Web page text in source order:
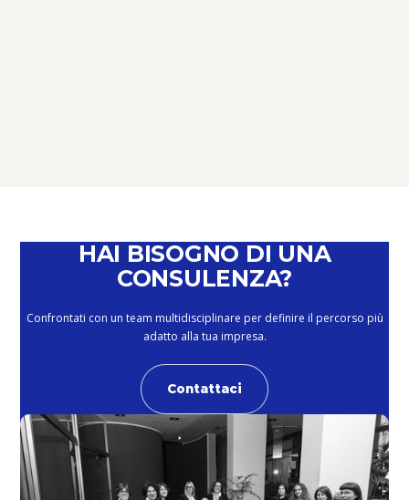
HAI BISOGNO DI UNA
CONSULENZA?
Confrontati con un team multidisciplinare per definire il percorso più
adatto alla tua impresa.
Contattaci